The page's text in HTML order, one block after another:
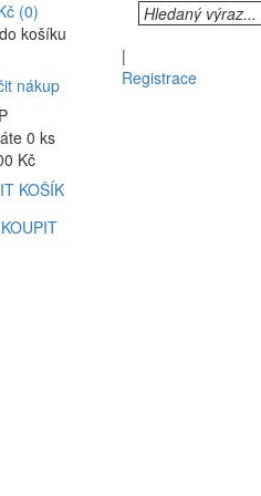
(0)
košíku
nákup
0 ks
Kč
KOŠÍK
|
Registrace